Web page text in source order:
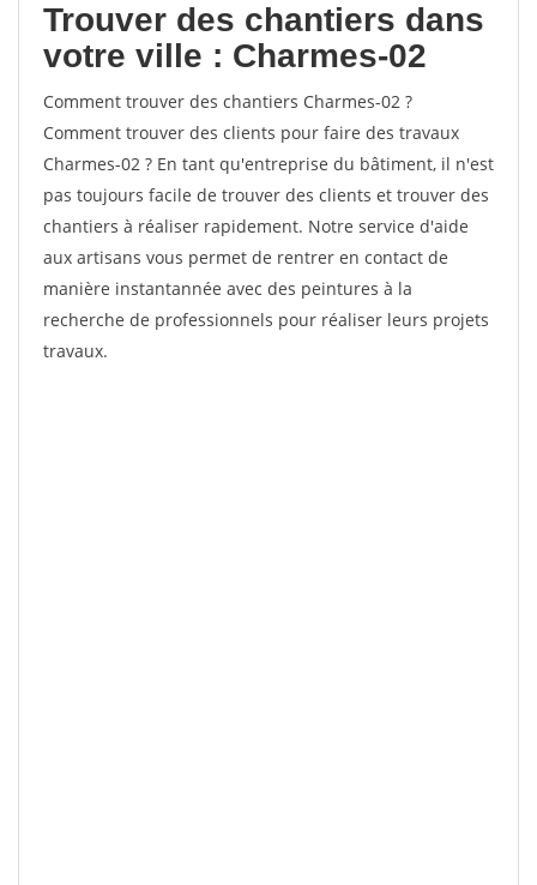
Trouver des chantiers dans
votre ville : Charmes-02
Comment trouver des chantiers Charmes-02 ?
Comment trouver des clients pour faire des travaux
Charmes-02 ? En tant qu'entreprise du bâtiment, il n'est
pas toujours facile de trouver des clients et trouver des
chantiers à réaliser rapidement. Notre service d'aide
aux artisans vous permet de rentrer en contact de
manière instantannée avec des peintures à la
recherche de professionnels pour réaliser leurs projets
travaux.